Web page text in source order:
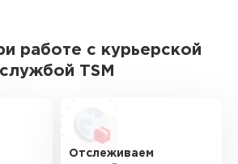
работе с курьерской
службой TSM
Отслеживаем